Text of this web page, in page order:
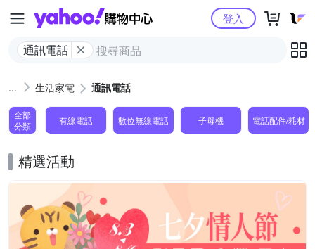
Yahoo購物中心
通訊電話
登入
生活家電 通訊電話
全部
分類
有線電話 數位無線電話 子母機 電話配件/耗材
精選活動